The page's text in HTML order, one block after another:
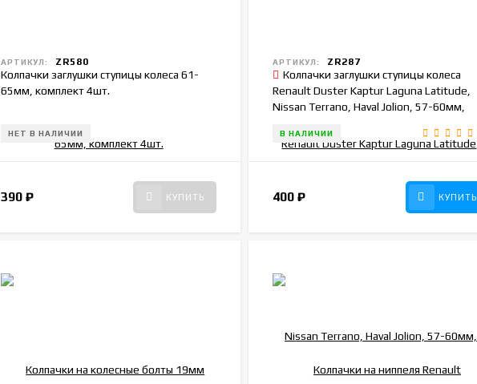
АРТИКУЛ: ZR580
Колпачки заглушки ступицы колеса 61-
65мм, комплект 4шт.
НЕТ В НАЛИЧИИ
390 ₽ КУПИТЬ
АРТИКУЛ: ZR287
Колпачки заглушки ступицы колеса
Renault Duster Kaptur Laguna Latitude,
Nissan Terrano, Haval Jolion, 57-60мм,
В НАЛИЧИИ
400₽ КУПИТЬ